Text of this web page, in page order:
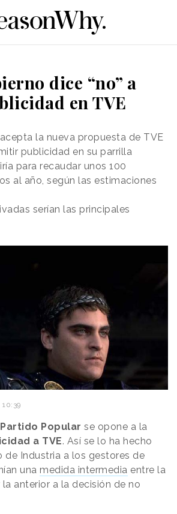
dice “no” a
en TVE
la nueva propuesta de TVE
publicidad en su parrilla
para recaudar unos 100
al año, según las estimaciones
serían las principales
10:39
Popular se opone a la
a TVE. Así se lo ha hecho
de Industria a los gestores de
una medida intermedia entre la
anterior a la decisión de no